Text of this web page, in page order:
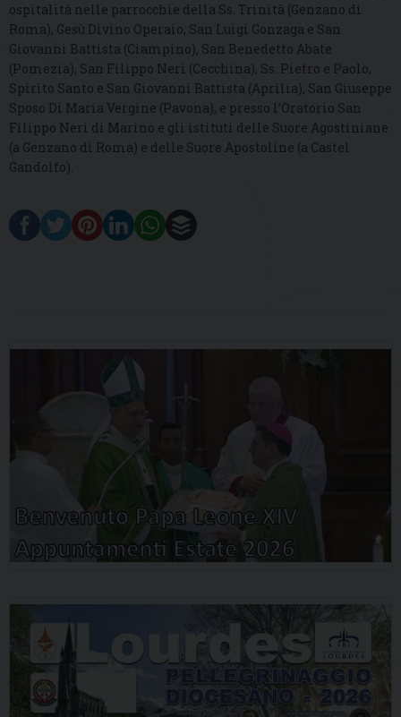
ospitalità nelle parrocchie della Ss. Trinità (Genzano di
Roma), Gesù Divino Operaio, San Luigi Gonzaga e San
Giovanni Battista (Ciampino), San Benedetto Abate
(Pomezia), San Filippo Neri (Cecchina), Ss. Pietro e Paolo,
Spirito Santo e San Giovanni Battista (Aprilia), San Giuseppe
Sposo Di Maria Vergine (Pavona), e presso l’Oratorio San
Filippo Neri di Marino e gli istituti delle Suore Agostiniane
(a Genzano di Roma) e delle Suore Apostoline (a Castel
Gandolfo).